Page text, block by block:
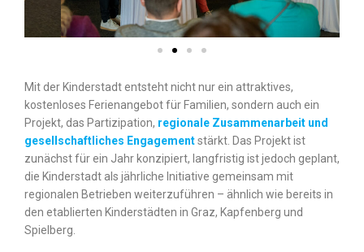
Mit der Kinderstadt entsteht nicht nur ein attraktives,
kostenloses Ferienangebot für Familien, sondern auch ein
Projekt, das Partizipation, regionale Zusammenarbeit und
gesellschaftliches Engagementstärkt. Das Projekt ist
zunächst für ein Jahr konzipiert, langfristig ist jedoch geplant,
die Kinderstadt als jährliche Initiative gemeinsam mit
regionalen Betrieben weiterzuführen – ähnlich wie bereits in
den etablierten Kinderstädten in Graz, Kapfenberg und
Spielberg.